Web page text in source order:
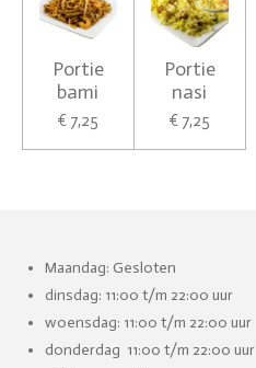
Portie
bami
€ 7,25
Portie
nasi
€ 7,25
Maandag: Gesloten
dinsdag: 11:00 t/m 22:00 uur
woensdag: 11:00 t/m 22:00 uur
donderdag 11:00 t/m 22:00 uur